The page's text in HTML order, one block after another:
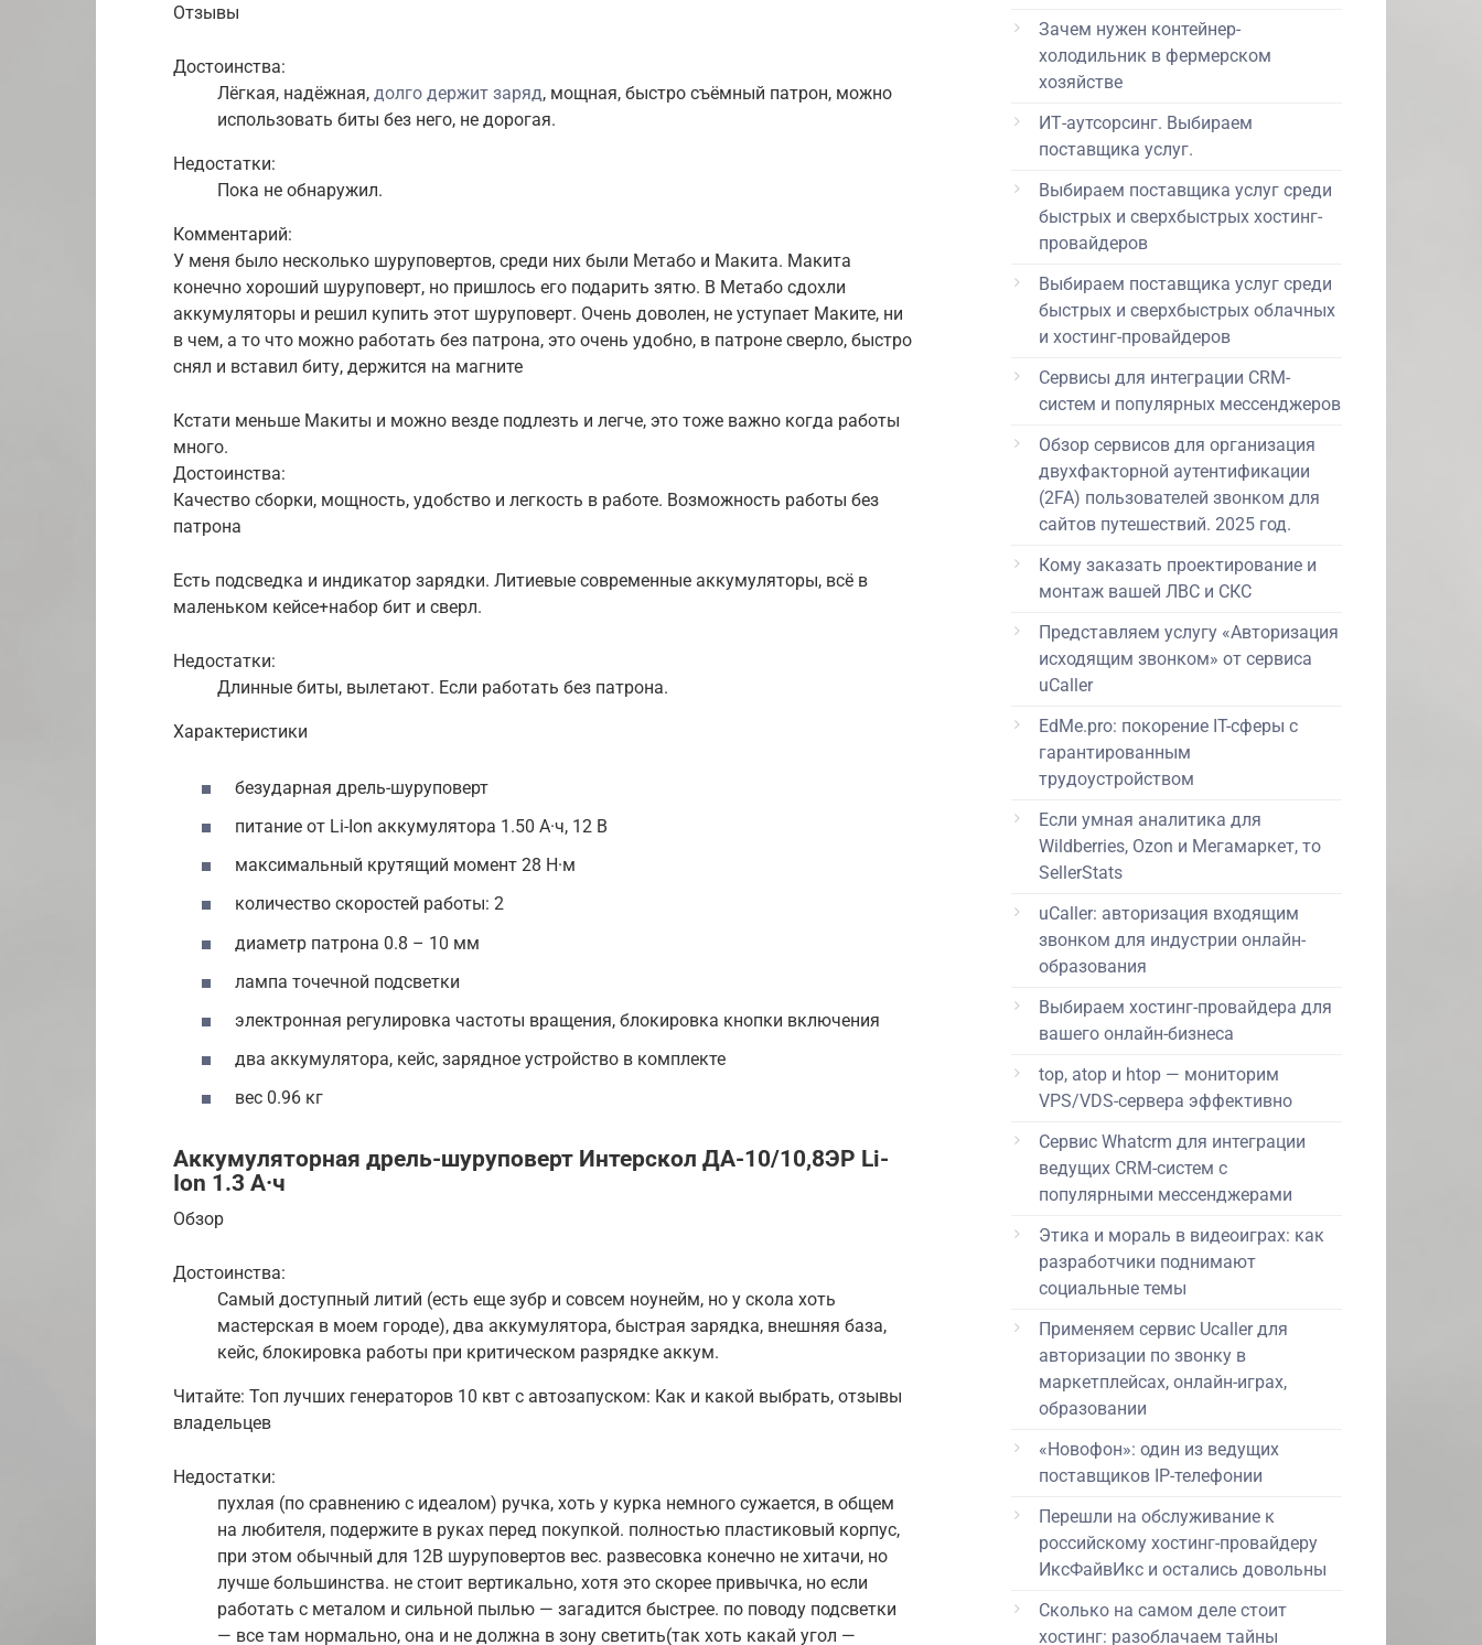
Отзывы
Достоинства:
Лёгкая, надёжная, долго держит заряд, мощная, быстро съёмный патрон, можно
использовать биты без него, не дорогая.
Недостатки:
Пока не обнаружил.
Комментарий:
У меня было несколько шуруповертов, среди них были Метабо и Макита. Макита
конечно хороший шуруповерт, но пришлось его подарить зятю. В Метабо сдохли
аккумуляторы и решил купить этот шуруповерт. Очень доволен, не уступает Маките, ни
в чем, а то что можно работать без патрона, это очень удобно, в патроне сверло, быстро
снял и вставил биту, держится на магните
Кстати меньше Макиты и можно везде подлезть и легче, это тоже важно когда работы
много.
Достоинства:
Качество сборки, мощность, удобство и легкость в работе. Возможность работы без
патрона
Есть подсведка и индикатор зарядки. Литиевые современные аккумуляторы, всё в
маленьком кейсе+набор бит и сверл.
Недостатки:
Длинные биты, вылетают. Если работать без патрона.
Характеристики
безударная дрель-шуруповерт
питание от Li-Ion аккумулятора 1.50 А·ч, 12 В
максимальный крутящий момент 28 Н·м
количество скоростей работы: 2
диаметр патрона 0.8 – 10 мм
лампа точечной подсветки
электронная регулировка частоты вращения, блокировка кнопки включения
два аккумулятора, кейс, зарядное устройство в комплекте
вес 0.96 кг
Аккумуляторная дрель-шуруповерт Интерскол ДА-10/10,8ЭР Li-
Ion 1.3 А·ч
Обзор
Достоинства:
Самый доступный литий (есть еще зубр и совсем ноунейм, но у скола хоть
мастерская в моем городе), два аккумулятора, быстрая зарядка, внешняя база,
кейс, блокировка работы при критическом разрядке аккум.
Читайте: Топ лучших генераторов 10 квт с автозапуском: Как и какой выбрать, отзывы
владельцев
Недостатки:
пухлая (по сравнению с идеалом) ручка, хоть у курка немного сужается, в общем
на любителя, подержите в руках перед покупкой. полностью пластиковый корпус,
при этом обычный для 12В шуруповертов вес. развесовка конечно не хитачи, но
лучше большинства. не стоит вертикально, хотя это скорее привычка, но если
работать с металом и сильной пылью — загадится быстрее. по поводу подсветки
— все там нормально, она и не должна в зону светить(так хоть какай угол —
Зачем нужен контейнер-
холодильник в фермерском
хозяйстве
ИТ-аутсорсинг. Выбираем
поставщика услуг.
Выбираем поставщика услуг среди
быстрых и сверхбыстрых хостинг-
провайдеров
Выбираем поставщика услуг среди
быстрых и сверхбыстрых облачных
и хостинг-провайдеров
Сервисы для интеграции CRM-
систем и популярных мессенджеров
Обзор сервисов для организация
двухфакторной аутентификации
(2FA) пользователей звонком для
сайтов путешествий. 2025 год.
Кому заказать проектирование и
монтаж вашей ЛВС и СКС
Представляем услугу «Авторизация
исходящим звонком» от сервиса
uCaller
EdMe.pro: покорение IT-сферы с
гарантированным
трудоустройством
Если умная аналитика для
Wildberries, Ozon и Мегамаркет, то
SellerStats
uCaller: авторизация входящим
звонком для индустрии онлайн-
образования
Выбираем хостинг-провайдера для
вашего онлайн-бизнеса
top, atop и htop — мониторим
VPS/VDS-сервера эффективно
Сервис Whatcrm для интеграции
ведущих CRM-систем с
популярными мессенджерами
Этика и мораль в видеоиграх: как
разработчики поднимают
социальные темы
Применяем сервис Ucaller для
авторизации по звонку в
маркетплейсах, онлайн-играх,
образовании
«Новофон»: один из ведущих
поставщиков IP-телефонии
Перешли на обслуживание к
российскому хостинг-провайдеру
ИксФайвИкс и остались довольны
Сколько на самом деле стоит
хостинг: разоблачаем тайны